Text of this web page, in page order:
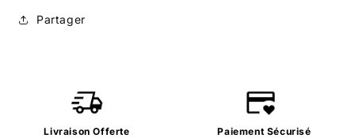
Partager
Livraison Offerte
Paiement Sécurisé